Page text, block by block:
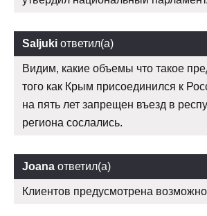
Saljuki ответил(а)
Видим, какие объемы что такое
того как Крым присоединился к
на пять лет запрещен въезд в
региона сослались.
Joana ответил(а)
Клиентов предусмотрена